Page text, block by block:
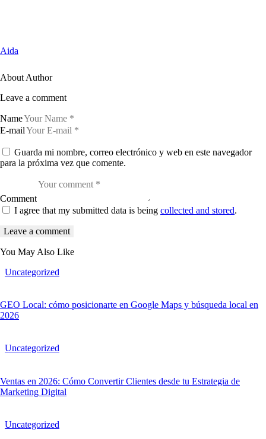
Aida
About Author
Leave a comment
Name
E-mail
Guarda mi nombre, correo electrónico y web en este navegador
para la próxima vez que comente.
Comment
I agree that my submitted data is being collected and stored.
You May Also Like
Uncategorized
GEO Local: cómo posicionarte en Google Maps y búsqueda local en
2026
Uncategorized
Ventas en 2026: Cómo Convertir Clientes desde tu Estrategia de
Marketing Digital
Uncategorized